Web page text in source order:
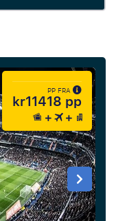
PP FRA
kr11418 pp